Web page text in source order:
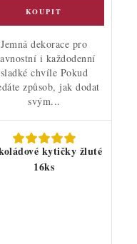
Jemná dekorace pro
i každodenní
sladké chvíle Pokud
způsob, jak dodat
svým...
kytičky žluté
16ks